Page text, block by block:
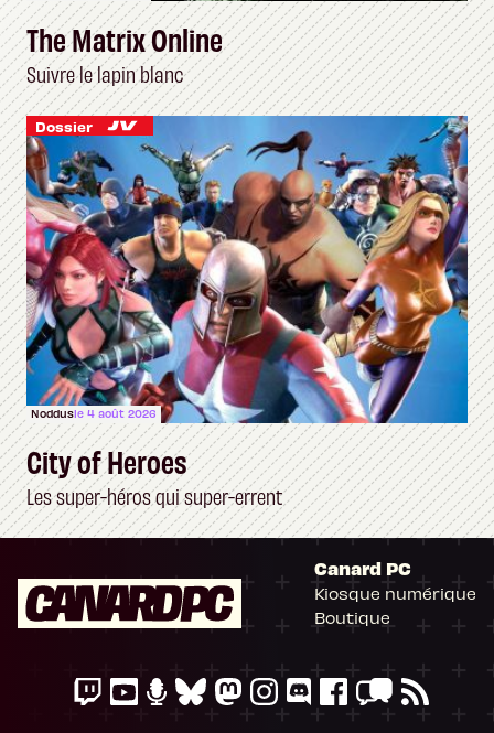
The Matrix Online
Suivre le lapin blanc
Dossier
Noddusle 4 août 2026
City of Heroes
Les super-héros qui super-errent
Canard PC
Kiosque numérique
Boutique